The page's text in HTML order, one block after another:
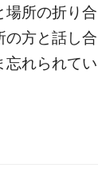
場所の折り合
の方と話し合
忘れられてい